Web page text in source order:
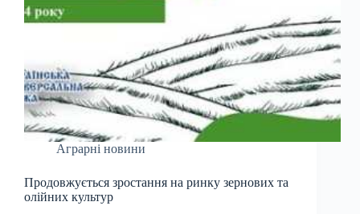
Аграрні новини
Продовжується зростання на ринку зернових та
олійних культур